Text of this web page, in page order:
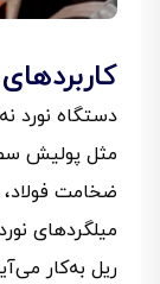
دستگاه نورد
مثل پولیش
ضخامت فولاد،
میلگردهای
ریل به‌کار